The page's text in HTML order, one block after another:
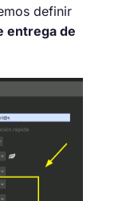
definir
entrega de